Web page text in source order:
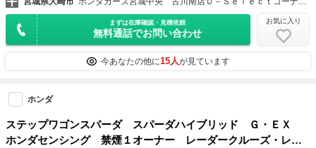
まずは在庫確認・見積依頼
無料通話でお問い合わせ
お気に入り
今あなたの他に15人が見ています
ホンダ
ステップワゴンスパーダ スパーダハイブリッド Ｇ・ＥＸ
ホンダセンシング 禁煙１オーナー レーダークルーズ・レー